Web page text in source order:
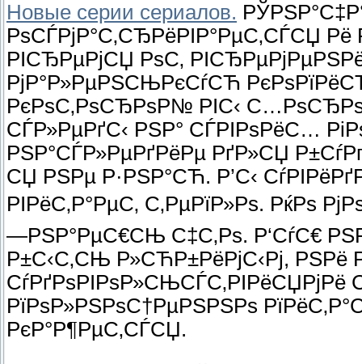
Новые серии сериалов.
РѕСЃРјР°С‚СЂРёРІР°РµС‚СЃСЏ Рё
РІСЂРµРјСЏ РѕС‚
РјР°Р»РµРЅСЊРєСѓСЋ
РєРѕС‚РѕСЂРѕР№ РІС‹
СЃР»РµРґС‹ РЅР° СЃРІРѕРёС…
РЅР°СЃР»РµРґРёРµ РґР»СЏ
СЏ РЅРµ Р·РЅР°СЋ. Р’С‹
РІРёС‚Р°РµС‚ С‚РµРїР»Рѕ. РќРѕ
—РЅР°РµС€СЊ С‡С‚Рѕ. Р‘СѓС€
Р±С‹С‚СЊ Р»СЋР±РёРјС‹Рј,
СѓРґРѕРІРѕР»СЊСЃС‚РІРёСЏРјРё
РїРѕР»РЅРѕС†РµРЅРЅРѕ
РєР°Р¶РµС‚СЃСЏ.